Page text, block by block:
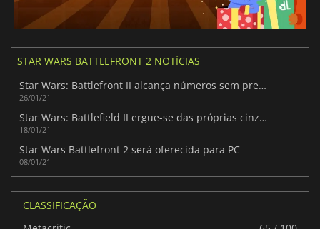
STAR WARS BATTLEFRONT 2 NOTÍCIAS
Star Wars: Battlefront II alcança números sem precedentes
26/01/21
Star Wars: Battlefield II ergue-se das próprias cinzas
18/01/21
Star Wars Battlefront 2 será oferecida para PC
08/01/21
CLASSIFICAÇÃO